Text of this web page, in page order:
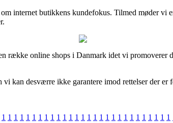
internet butikkens kundefokus. Tilmed møder
række online shops i Danmark idet vi promoverer
kan desværre ikke garantere imod rettelser der er
1 1 1 1 1 1 1 1 1 1 1 1 1 1 1 1 1 1 1 1 1 1 1 1 1 1 1 1